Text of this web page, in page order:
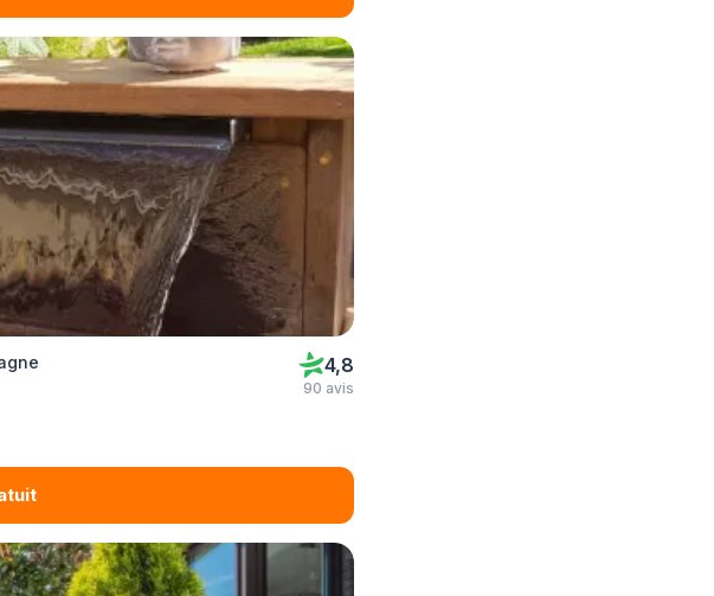
4,8
90 avis